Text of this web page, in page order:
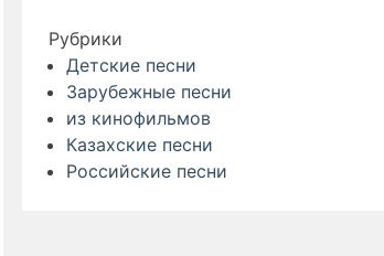
Рубрики
Детские песни
Зарубежные песни
из кинофильмов
Казахские песни
Российские песни